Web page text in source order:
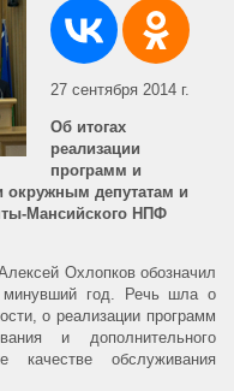
27 сентября 2014 г.
Об итогах
реализации
программ и
окружным депутатам и
Мансийского НПФ
Охлопков обозначил
минувший год. Речь шла о
о реализации программ
и дополнительного
качестве обслуживания